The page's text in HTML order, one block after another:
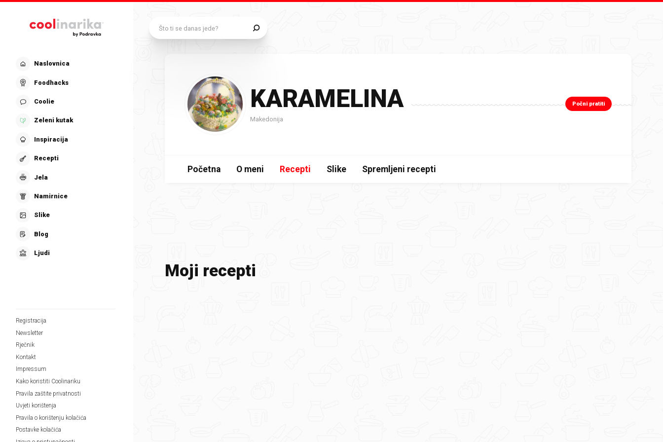
Naslovnica
Foodhacks
Coolie
Zeleni kutak
Inspiracija
Recepti
Jela
Namirnice
Slike
Blog
Ljudi
Registracija
Newsletter
Rječnik
Kontakt
Impressum
Kako koristiti Coolinariku
Pravila zaštite privatnosti
Uvjeti korištenja
Pravila o korištenju kolačića
Postavke kolačića
KARAMELINA
Makedonija
Počni pratiti
Početna O meni Recepti Slike Spremljeni recepti
Moji recepti
Što ti se danas jede?